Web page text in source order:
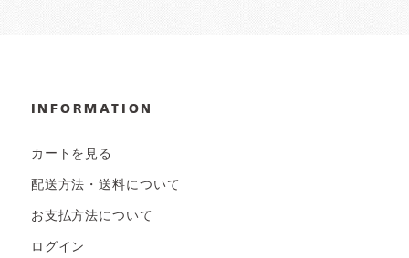
INFORMATION
カートを見る
配送方法・送料について
お支払方法について
ログイン